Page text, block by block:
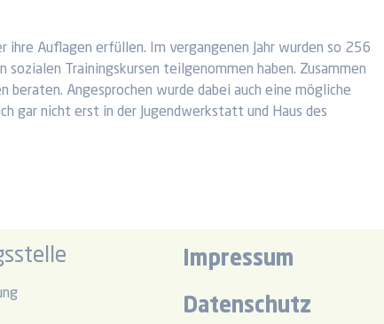
Auflagen erfüllen. Im vergangenen Jahr wurden so 256
Trainingskursen teilgenommen haben. Zusammen
Angesprochen wurde dabei auch eine mögliche
gar nicht erst in der Jugendwerkstatt und Haus des
Impressum
Datenschutz